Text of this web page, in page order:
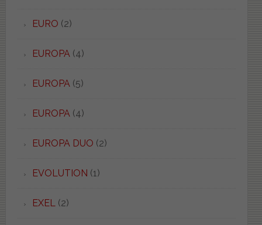
EURO (2)
EUROPA (4)
EUROPA (5)
EUROPA (4)
EUROPA DUO (2)
EVOLUTION (1)
EXEL (2)